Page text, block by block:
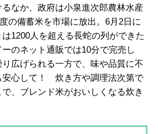
なか、政府は小泉進次郎農林水産
の備蓄米を市場に放出。6月2日に
1200人を超える長蛇の列ができた
のネット通販では10分で完売し
広げられる一方で、味や品質に不
安心して！ 炊き方や調理法次第で
、ブレンド米がおいしくなる炊き